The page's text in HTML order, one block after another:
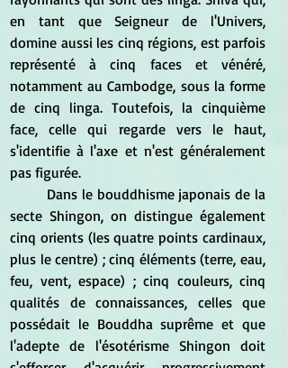
en tant que Seigneur de l'Univers,
domine aussi les cinq régions, est parfois
représenté à cinq faces et vénéré,
notamment au Cambodge, sous la forme
de cinq linga. Toutefois, la cinquième
face, celle qui regarde vers le haut,
s'identifie à l'axe et n'est généralement
pas figurée.
secte Shingon, on distingue également
cinq orients (les quatre points cardinaux,
plus le centre) ; cinq éléments (terre, eau,
feu, vent, espace) ; cinq couleurs, cinq
qualités de connaissances, celles que
possédait le Bouddha suprême et que
l'adepte de l'ésotérisme Shingon doit